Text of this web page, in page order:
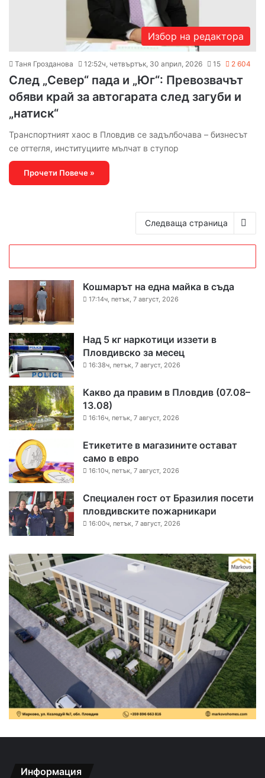
Избор на редактора
Таня Грозданова 12:52ч, четвъртък, 30 април, 2026 15 2 604
След „Север“ пада и „Юг“: Превозвачът
обяви край за автогарата след загуби и
„натиск“
Транспортният хаос в Пловдив се задълбочава – бизнесът
се оттегля, институциите мълчат в ступор
Прочети Повече »
Следваща страница
Кошмарът на една майка в съда
17:14ч, петък, 7 август, 2026
Над 5 кг наркотици иззети в
Пловдивско за месец
16:38ч, петък, 7 август, 2026
Какво да правим в Пловдив (07.08–
13.08)
16:16ч, петък, 7 август, 2026
Етикетите в магазините остават
само в евро
16:10ч, петък, 7 август, 2026
Специален гост от Бразилия посети
пловдивските пожарникари
16:00ч, петък, 7 август, 2026
Информация